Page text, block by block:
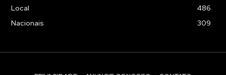
Local
486
Nacionais
309